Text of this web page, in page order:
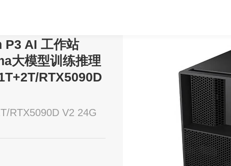
AI 工作站
大模型训练推理
RTX5090D
RTX5090D V2 24G